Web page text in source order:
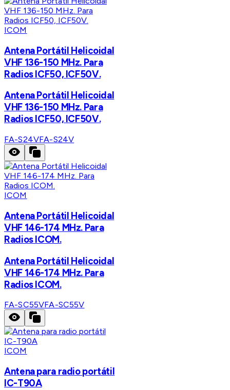
ICOM
Antena Portátil Helicoidal
VHF 136-150 MHz. Para
Radios ICF50, ICF50V.
Antena Portátil Helicoidal
VHF 136-150 MHz. Para
Radios ICF50, ICF50V.
FA-S24VFA-S24V
ICOM
Antena Portátil Helicoidal
VHF 146-174 MHz. Para
Radios ICOM.
Antena Portátil Helicoidal
VHF 146-174 MHz. Para
Radios ICOM.
FA-SC55VFA-SC55V
ICOM
Antena para radio portátil
IC-T90A